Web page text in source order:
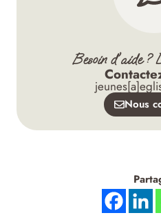
Besoin d'aide ?
Nous